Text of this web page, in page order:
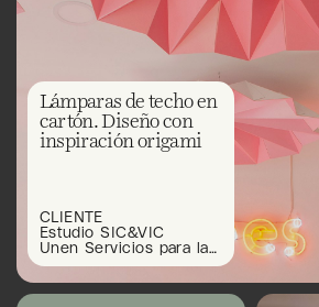
Lámparas de techo en
cartón. Diseño con
inspiración origami
CLIENTE
Estudio SIC&VIC
Unen Servicios para la
Arquitectura